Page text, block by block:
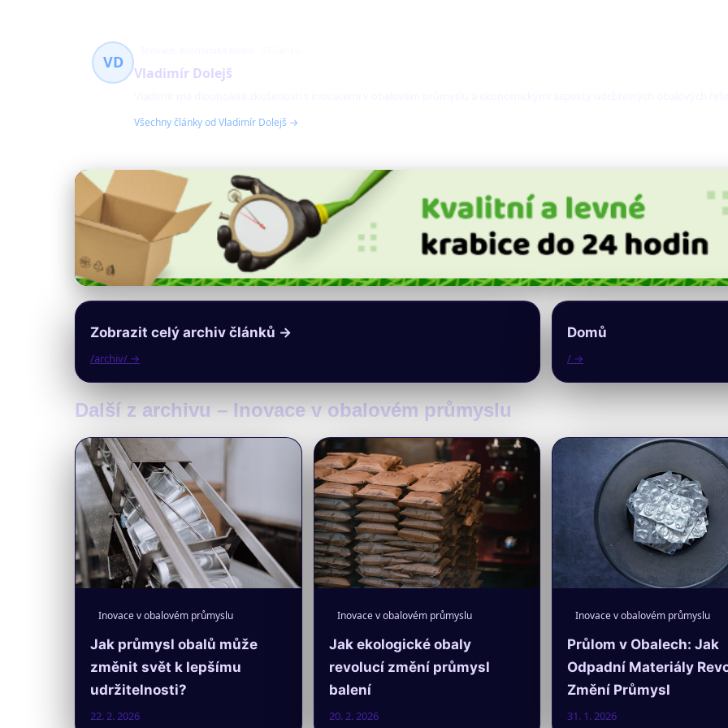
VD
Vladimír Dolejš
Všechny články od Vladimír Dolejš →
Zobrazit celý archiv článků →
/archiv/ →
Domů
/ →
Další z archivu – Inovace v obalovém průmyslu
Inovace v obalovém průmyslu
Jak průmysl obalů může
změnit svět k lepšímu
udržitelnosti?
22. 2. 2026
Inovace v obalovém průmyslu
Jak ekologické obaly
revolucí změní průmysl
balení
20. 2. 2026
Inovace v obalovém průmyslu
Průlom v Obalech: Jak
Odpadní Materiály
Změní Průmysl
31. 1. 2026